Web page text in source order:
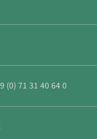
(0) 71 31 40 64 0